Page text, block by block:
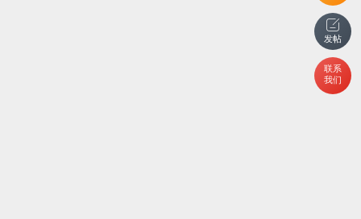
发帖
联系
我们